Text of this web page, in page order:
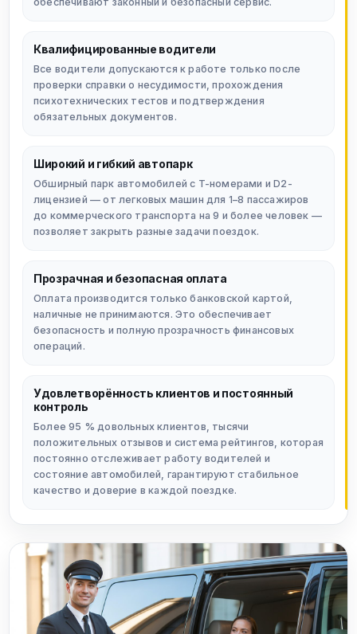
Квалифицированные водители
Все водители допускаются к работе только после
проверки справки о несудимости, прохождения
психотехнических тестов и подтверждения
обязательных документов.
Широкий и гибкий автопарк
Обширный парк автомобилей с T-номерами и D2-
лицензией — от легковых машин для 1–8 пассажиров
до коммерческого транспорта на 9 и более человек —
позволяет закрыть разные задачи поездок.
Прозрачная и безопасная оплата
Оплата производится только банковской картой,
наличные не принимаются. Это обеспечивает
безопасность и полную прозрачность финансовых
операций.
Удовлетворённость клиентов и постоянный
контроль
Более 95 % довольных клиентов, тысячи
положительных отзывов и система рейтингов, которая
постоянно отслеживает работу водителей и
состояние автомобилей, гарантируют стабильное
качество и доверие в каждой поездке.